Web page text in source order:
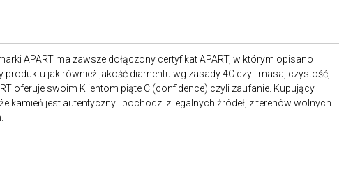
APART ma zawsze dołączony certyfikat APART, w którym opisano
produktu jak również jakość diamentu wg zasady 4C czyli masa, czystość,
oferuje swoim Klientom piąte C (confidence) czyli zaufanie. Kupujący
kamień jest autentyczny i pochodzi z legalnych źródeł, z terenów wolnych